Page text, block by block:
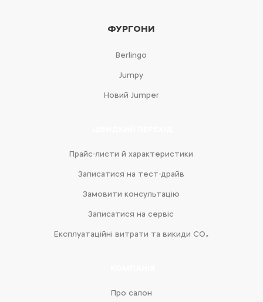
ФУРГОНИ
Berlingo
Jumpy
Новий Jumper
Прайс-листи й характеристики
Записатися на тест-драйв
Замовити консультацію
Записатися на сервіс
Експлуатаційні витрати та викиди CO₂
Про салон